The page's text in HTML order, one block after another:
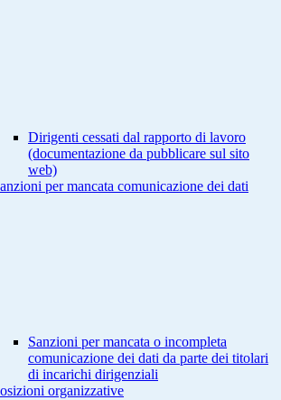
Dirigenti cessati dal rapporto di lavoro
(documentazione da pubblicare sul sito
web)
per mancata comunicazione dei dati
Sanzioni per mancata o incompleta
comunicazione dei dati da parte dei titolari
di incarichi dirigenziali
organizzative